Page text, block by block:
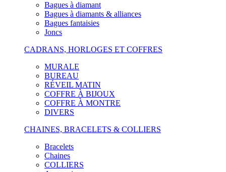
Bagues à diamant
Bagues à diamants & alliances
Bagues fantaisies
Joncs
CADRANS, HORLOGES ET COFFRES
MURALE
BUREAU
RÉVEIL MATIN
COFFRE À BIJOUX
COFFRE À MONTRE
DIVERS
CHAINES, BRACELETS & COLLIERS
Bracelets
Chaines
COLLIERS